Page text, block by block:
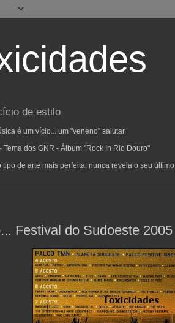
de estilo
é um vício... um "veneno" salutar
Tema dos GNR - Álbum "Rock In Rio Douro"
tipo de arte mais perfeita; nunca revela o seu
Festival do Sudoeste 2005